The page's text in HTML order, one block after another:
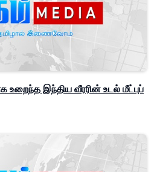
இந்திய வீரரின் உடல் மீட்புப்